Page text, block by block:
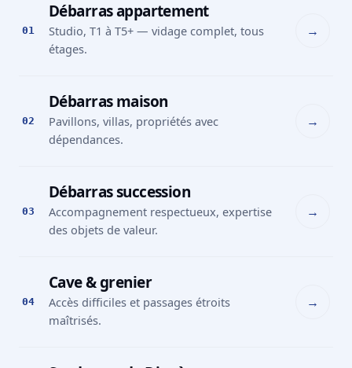
01
Débarras appartement
Studio, T1 à T5+ — vidage complet, tous
étages.
→
02
Débarras maison
Pavillons, villas, propriétés avec
dépendances.
→
03
Débarras succession
Accompagnement respectueux, expertise
des objets de valeur.
→
04
Cave & grenier
Accès difficiles et passages étroits
maîtrisés.
→